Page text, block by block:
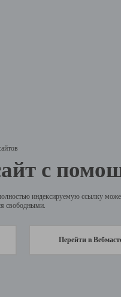
с
индексируемую ссылку
свободными.
Перейти в